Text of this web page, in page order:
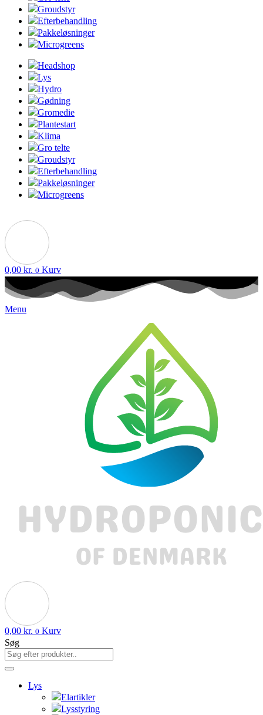
Groudstyr
Efterbehandling
Pakkeløsninger
Microgreens
Headshop
Lys
Hydro
Gødning
Gromedie
Plantestart
Klima
Gro telte
Groudstyr
Efterbehandling
Pakkeløsninger
Microgreens
0,00 kr. 0 Kurv
Menu
0,00 kr. 0 Kurv
Søg
Lys
Elartikler
Lysstyring